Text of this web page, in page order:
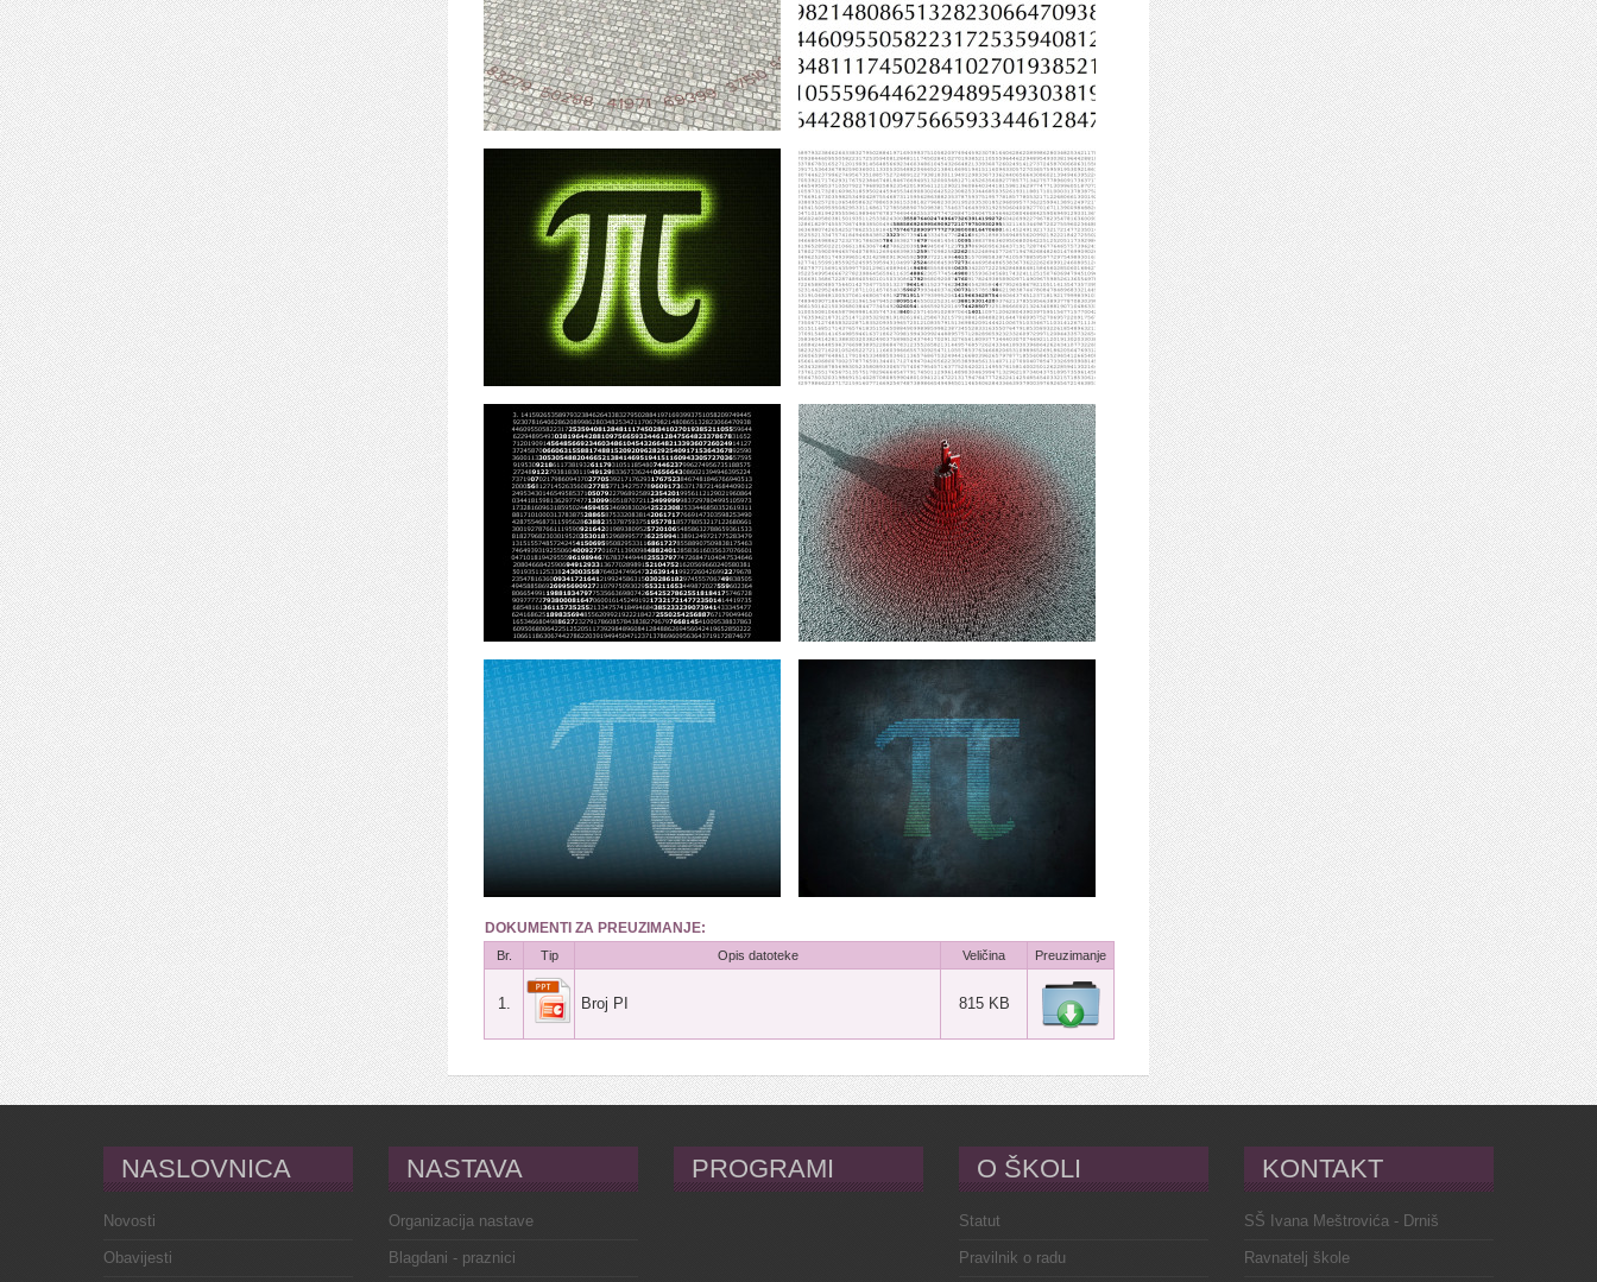
DOKUMENTI ZA PREUZIMANJE:
Br. Tip Opis datoteke Veličina Preuzimanje
1. Broj PI 815 KB
NASLOVNICA
Novosti
Obavijesti
NASTAVA
Organizacija nastave
Blagdani - praznici
PROGRAMI O ŠKOLI
Statut
Pravilnik o radu
KONTAKT
SŠ Ivana Meštrovića - Drniš
Ravnatelj škole